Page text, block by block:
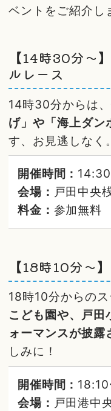
ベントをご紹介し
【14時30分～
ルレース
14時30分からは、
げ」や「海上ダン
す、お見逃しなく。
開催時間：
会場： 戸田中央
料金： 参加無料
【18時10分～
18時10分からのス
こども園や、戸田
ォーマンスが披露
しみに！
開催時間： 18:10
会場： 戸田港中